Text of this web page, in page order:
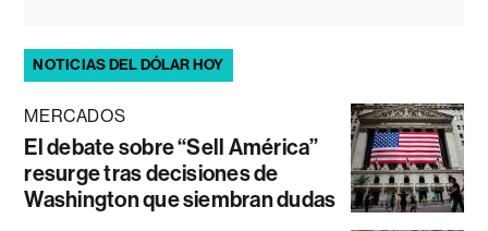
NOTICIAS DEL DÓLAR HOY
MERCADOS
El debate sobre “Sell América”
resurge tras decisiones de
Washington que siembran dudas